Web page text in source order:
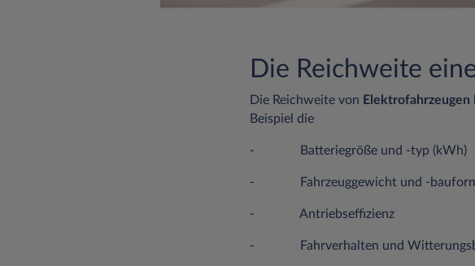
Die Reichweite
Die Reichweite von Elektrofahrzeugen
Beispiel die
- Batteriegröße und -typ (kWh)
- Fahrzeuggewicht und -
- Antriebseffizienz
- Fahrverhalten und